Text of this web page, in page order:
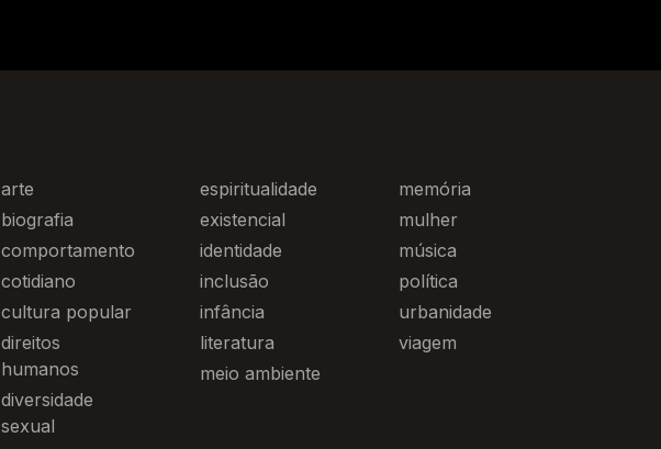
arte
biografia
comportamento
cotidiano
cultura popular
direitos
humanos
diversidade
sexual
espiritualidade
existencial
identidade
inclusão
infância
literatura
meio ambiente
memória
mulher
música
política
urbanidade
viagem